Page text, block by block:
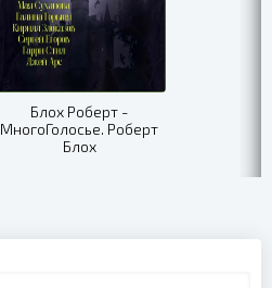
Блох Роберт -
МногоГолосье. Роберт
Блох